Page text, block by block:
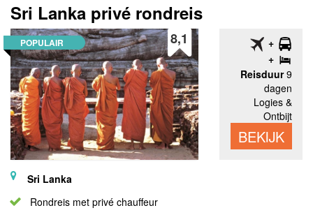
Sri Lanka privé rondreis
POPULAIR 8,1
Reisduur9
dagen
Logies &
Ontbijt
BEKIJK
Sri Lanka
Rondreis met privé chauffeur